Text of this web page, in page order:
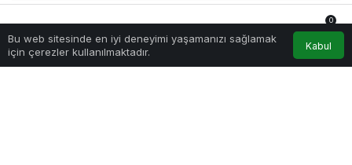
Sağlıklı.Orgtarafından yayınlandı
30 Eylül 2022, 11:00yayınlandı
246
Bu web sitesinde en iyi deneyimi yaşamanızı sağlamak
için çerezler kullanılmaktadır.
Kabul
Anasayfa Akış Hesabım Bildirimler
0